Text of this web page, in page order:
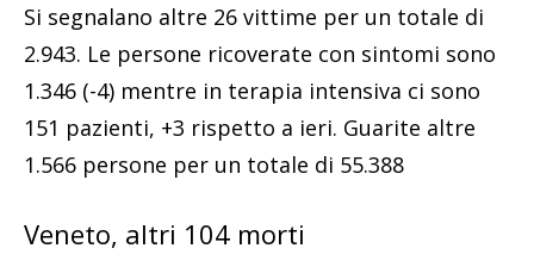
Si segnalano altre 26 vittime per un totale di
2.943. Le persone ricoverate con sintomi sono
1.346 (-4) mentre in terapia intensiva ci sono
151 pazienti, +3 rispetto a ieri. Guarite altre
1.566 persone per un totale di 55.388
Veneto, altri 104 morti